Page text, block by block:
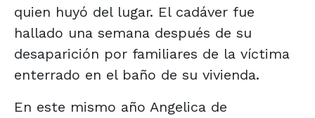
quien huyó del lugar. El cadáver fue
hallado una semana después de su
desaparición por familiares de la víctima
enterrado en el baño de su vivienda.
En este mismo año Angelica de